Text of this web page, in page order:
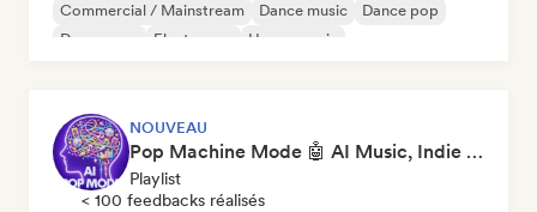
Commercial / Mainstream
Dance music
Dance pop
Dream pop
Electropop House music
NOUVEAU
Pop Machine Mode 🤖 AI Music, Indie Pop & Dream Pop
Playlist
< 100 feedbacks réalisés